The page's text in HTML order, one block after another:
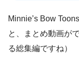
Minnie’s Bow
と、まとめ動画が
る総集編ですね）